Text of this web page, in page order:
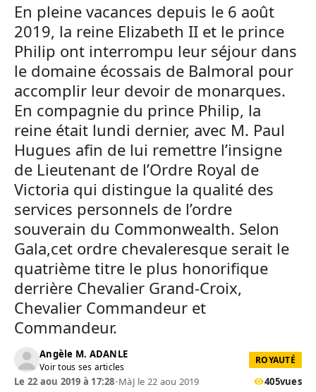
En pleine vacances depuis le 6 août
2019, la reine Elizabeth II et le prince
Philip ont interrompu leur séjour dans
le domaine écossais de Balmoral pour
accomplir leur devoir de monarques.
En compagnie du prince Philip, la
reine était lundi dernier, avec M. Paul
Hugues afin de lui remettre l’insigne
de Lieutenant de l’Ordre Royal de
Victoria qui distingue la qualité des
services personnels de l’ordre
souverain du Commonwealth. Selon
Gala,cet ordre chevaleresque serait le
quatrième titre le plus honorifique
derrière Chevalier Grand-Croix,
Chevalier Commandeur et
Commandeur.
Angèle M. ADANLE
Voir tous ses articles
ROYAUTÉ
Le 22 aou 2019 à 17:28•MàJ le 22 aou 2019 405vues